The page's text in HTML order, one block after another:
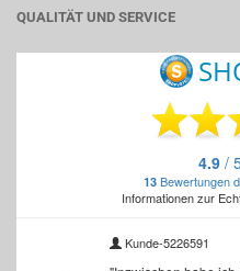
QUALITÄT UND SERVICE